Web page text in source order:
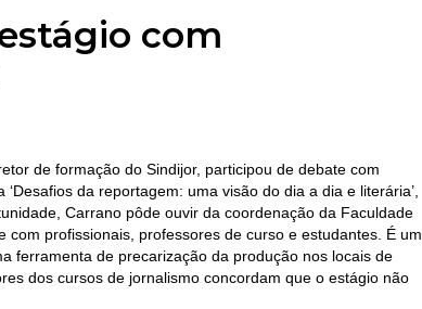
com
de formação do Sindijor, participou de debate com
da reportagem: uma visão do dia a dia e literária’,
Carrano pôde ouvir da coordenação da Faculdade
profissionais, professores de curso e estudantes. É um
ferramenta de precarização da produção nos locais de
dos cursos de jornalismo concordam que o estágio não